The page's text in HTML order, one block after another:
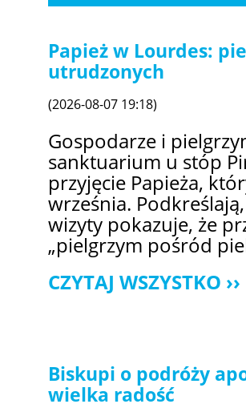
Papież w Lourdes:
utrudzonych
(2026-08-07 19:18)
Gospodarze i
sanktuarium u stóp
przyjęcie Papieża,
września.
wizyty pokazuje, że
„pielgrzym pośród
CZYTAJ WSZYSTKO
Biskupi o podróży
wielka radość